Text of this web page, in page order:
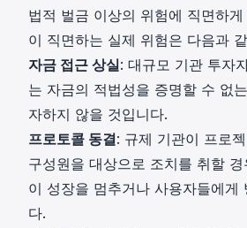
법적 벌금 이상의 위험에 직면하
이 직면하는 실제 위험은 다음과
자금 접근 상실: 대규모 기관 투자
는 자금의 적법성을 증명할 수 없
자하지 않을 것입니다.
프로토콜 동결: 규제 기관이 프로
구성원을 대상으로 조치를 취할
이 성장을 멈추거나 사용자들에게
다.